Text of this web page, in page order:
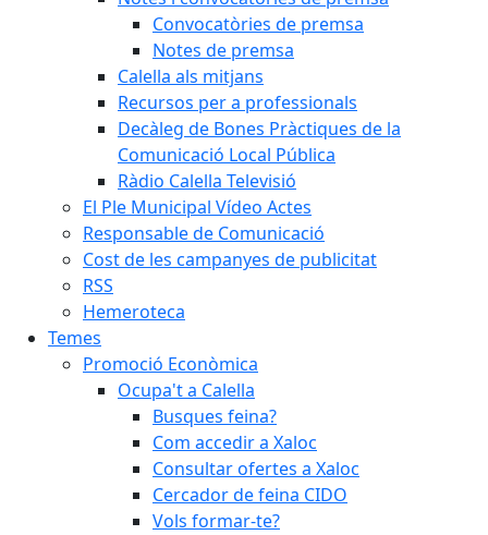
Convocatòries de premsa
Notes de premsa
Calella als mitjans
Recursos per a professionals
Decàleg de Bones Pràctiques de la
Comunicació Local Pública
Ràdio Calella Televisió
El Ple Municipal Vídeo Actes
Responsable de Comunicació
Cost de les campanyes de publicitat
RSS
Hemeroteca
Temes
Promoció Econòmica
Ocupa't a Calella
Busques feina?
Com accedir a Xaloc
Consultar ofertes a Xaloc
Cercador de feina CIDO
Vols formar-te?